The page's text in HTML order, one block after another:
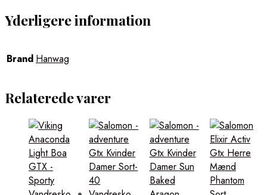
Yderligere information
Brand Hanwag
Relaterede varer